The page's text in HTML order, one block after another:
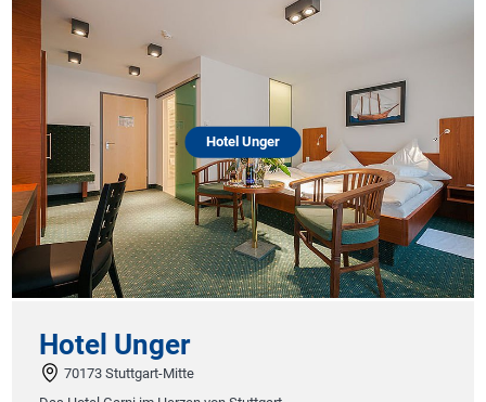
Hotel Unger
Hotel Unger
70173 Stuttgart-Mitte